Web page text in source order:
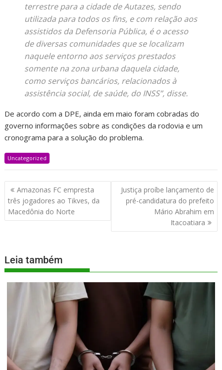
terrestre para a cidade de Autazes, sendo
utilizada para todos os fins, e com relação aos
assistidos da Defensoria Pública, é o acesso
de diversas comunidades que se localizam
naquele entorno aos serviços prestados
somente na zona urbana daquela cidade,
como serviços bancários, relacionados à
assistência social, de saúde, do INSS”, disse.
De acordo com a DPE, ainda em maio foram cobradas do
governo informações sobre as condições da rodovia e um
cronograma para a solução do problema.
Uncategorized
Amazonas FC empresta
três jogadores ao Tikves, da
Macedônia do Norte
Justiça proíbe lançamento de
pré-candidatura do prefeito
Mário Abrahim em
Itacoatiara
Leia também